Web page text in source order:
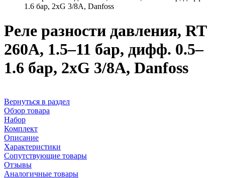
1.6 бар, 2хG 3/8A, Danfoss
Реле разности давления, RT
260A, 1.5–11 бар, дифф. 0.5–
1.6 бар, 2хG 3/8A, Danfoss
Вернуться в раздел
Обзор товара
Набор
Комплект
Описание
Характеристики
Сопутствующие товары
Отзывы
Аналогичные товары